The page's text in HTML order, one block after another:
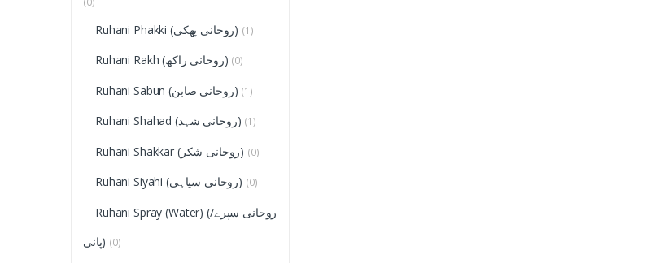
Ruhani Phakki (روحانی پھکی) (1)
Ruhani Rakh (روحانی راکھ) (0)
Ruhani Sabun (روحانی صابن) (1)
Ruhani Shahad (روحانی شہد) (1)
Ruhani Shakkar (روحانی شکر) (0)
Ruhani Siyahi (روحانی سیاہی) (0)
Ruhani Spray (Water) (روحانی سپرے/
پانی) (0)